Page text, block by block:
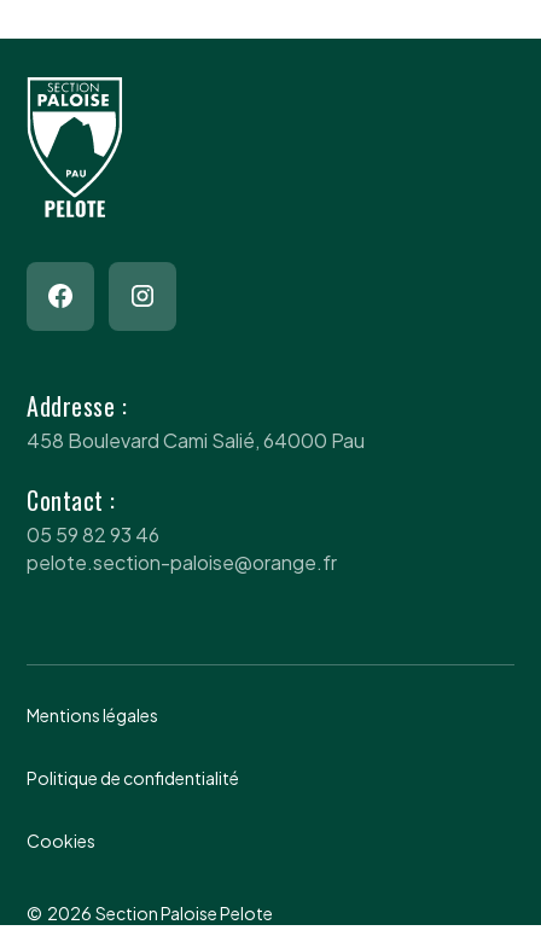
Addresse :
458 Boulevard Cami Salié, 64000 Pau
Contact :
05 59 82 93 46
pelote.section-paloise@orange.fr
© 2026 Section Paloise Pelote
Mentions légales
Politique de confidentialité
Cookies